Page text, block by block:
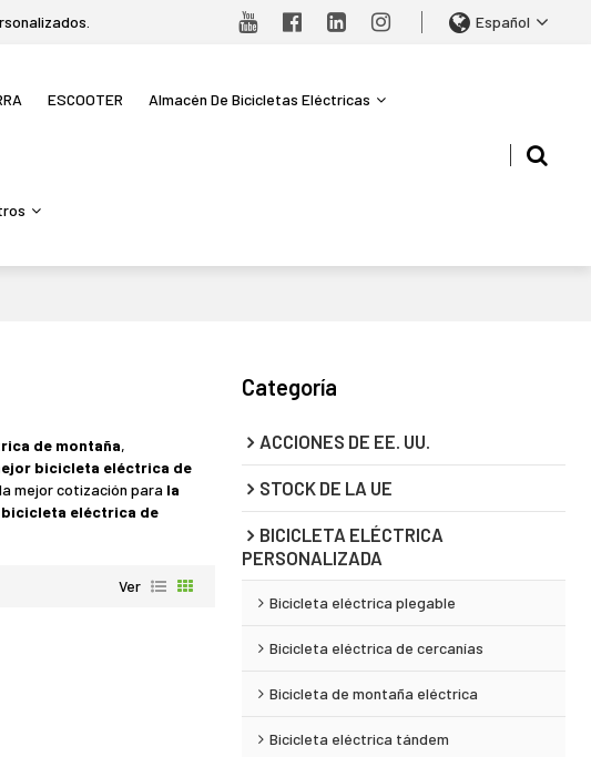
Español
ESCOOTER Almacén De Bicicletas Eléctricas
de montaña,
bicicleta eléctrica de
mejor cotización para la
bicicleta eléctrica de
Ver
Categoría
ACCIONES DE EE. UU.
STOCK DE LA UE
BICICLETA ELÉCTRICA
PERSONALIZADA
Bicicleta eléctrica plegable
Bicicleta eléctrica de cercanías
Bicicleta de montaña eléctrica
Bicicleta eléctrica tándem